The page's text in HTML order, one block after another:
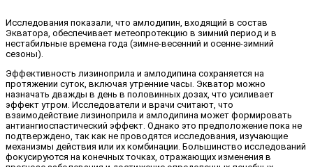
Исследования показали, что амлодипин, входящий в состав
Экватора, обеспечивает метеопротекцию в зимний период и в
нестабильные времена года (зимне-весенний и осенне-зимний
сезоны).
Эффективность лизиноприла и амлодипина сохраняется на
протяжении суток, включая утренние часы. Экватор можно
назначать дважды в день в половинных дозах, что усиливает
эффект утром. Исследователи и врачи считают, что
взаимодействие лизиноприла и амлодипина может формировать
антиангиоспастический эффект. Однако это предположение пока не
подтверждено, так как не проводятся исследования, изучающие
механизмы действия или их комбинации. Большинство исследований
фокусируются на конечных точках, отражающих изменения в